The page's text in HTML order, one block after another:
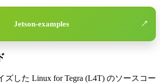
Jetson-examples ↗
ズした Linux for Tegra (L4T) のソースコー